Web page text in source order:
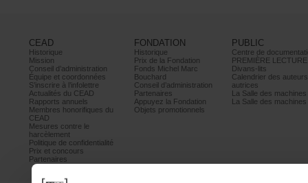
CEAD
Historique
Mission
Conseild’administration
Équipeetcoordonnées
S’inscrireàl’infolettre
ActualitésduCEAD
Rapportsannuels
Membreshonorifiquesdu
CEAD
Mesurescontrele
harcèlement
Politiquedeconfidentialité
Prixetconcours
Partenaires
FONDATION
Historique
PrixdelaFondation
FondsMichelMarc
Bouchard
Conseild’administration
Partenaires
AppuyezlaFondation
Objetspromotionnels
PUBLIC
PREMIÈRELECTURE
Divans-lits
autrices